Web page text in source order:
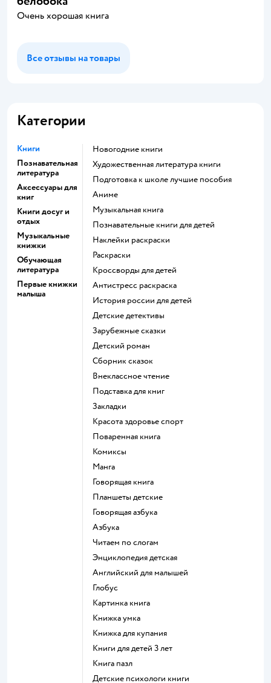
Очень хорошая книга
Все отзывы на товары
Категории
Книги
Познавательная
литература
Аксессуары для
книг
Книги досуг и
отдых
Музыкальные
книжки
Обучающая
литература
Первые книжки
малыша
новогодние книги
художественная литература книги
подготовка к школе лучшие пособия
Аниме
музыкальная книга
познавательные книги для детей
наклейки раскраски
раскраски
кроссворды для детей
антистресс раскраска
история россии для детей
детские детективы
зарубежные сказки
детский роман
сборник сказок
внеклассное чтение
подставка для книг
закладки
красота здоровье спорт
поваренная книга
комиксы
манга
говорящая книга
Планшеты детские
говорящая азбука
азбука
читаем по слогам
энциклопедия детская
английский для малышей
глобус
картинка книга
книжка умка
книжка для купания
книги для детей 3 лет
книга пазл
детские психологи книги